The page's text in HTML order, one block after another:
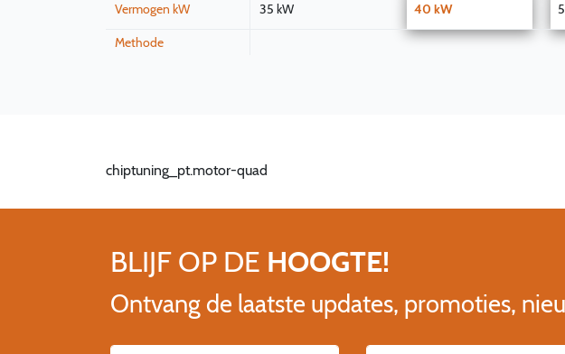
Vermogen kW 35 kW 40 kW
Methode
chiptuning_pt.motor-quad
BLIJF OP DE HOOGTE!
Ontvang de laatste updates, promoties,